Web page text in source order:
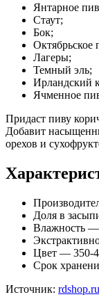
Янтарное
Стаут;
Бок;
Октябрьское
Лагеры;
Темный эль;
Ирландский
Ячменное
Придаст пиву
Добавит
орехов и
Доля в
Влажность —
Цвет — 350-
Срок
Источник: rdshop.ru